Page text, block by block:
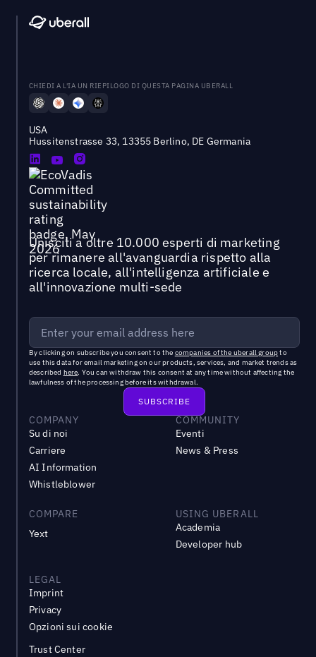
CHIEDI A L'IA UN RIEPILOGO DI QUESTA PAGINA UBERALL
USA
Hussitenstrasse 33, 13355 Berlino, DE Germania
Unisciti a oltre 10.000 esperti di marketing
per rimanere all'avanguardia rispetto alla
ricerca locale, all'intelligenza artificiale e
all'innovazione multi-sede
By clicking on subscribe you consent to the companies of the uberall groupto
use this data for email marketing on our products, services, and market trends as
described here. You can withdraw this consent at any time without affecting the
lawfulness of the processing before its withdrawal.
COMPANY
Su di noi
Carriere
AI Information
Whistleblower
COMMUNITY
Eventi
News & Press
COMPARE
Yext
USING UBERALL
Academia
Developer hub
LEGAL
Imprint
Privacy
Opzioni sui cookie
Trust Center